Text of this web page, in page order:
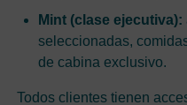
Mint (clase ejecutiva):
seleccionadas,
de cabina exclusivo.
Todos clientes tienen